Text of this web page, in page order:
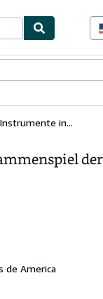
in...
de America